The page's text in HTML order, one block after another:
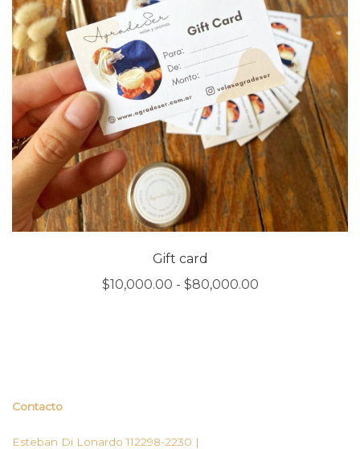
Gift card
$10,000.00 - $80,000.00Rango
Contacto
Esteban Di Lonardo 112298-2230 |